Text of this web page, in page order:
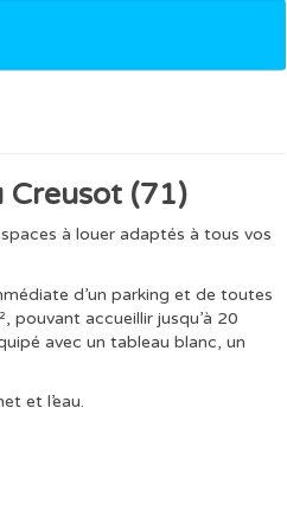
Creusot (71)
à louer adaptés à tous vos
d’un parking et de toutes
pouvant accueillir jusqu’à 20
avec un tableau blanc, un
et l’eau.